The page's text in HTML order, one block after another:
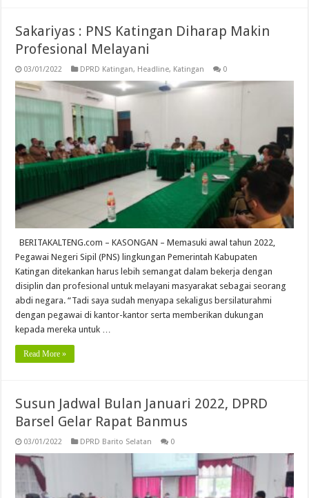
Sakariyas : PNS Katingan Diharap Makin
Profesional Melayani
03/01/2022 DPRD Katingan, Headline, Katingan 0
BERITAKALTENG.com – KASONGAN – Memasuki awal tahun 2022,
Pegawai Negeri Sipil (PNS) lingkungan Pemerintah Kabupaten
Katingan ditekankan harus lebih semangat dalam bekerja dengan
disiplin dan profesional untuk melayani masyarakat sebagai seorang
abdi negara. “Tadi saya sudah menyapa sekaligus bersilaturahmi
dengan pegawai di kantor-kantor serta memberikan dukungan
kepada mereka untuk …
Read More »
Susun Jadwal Bulan Januari 2022, DPRD
Barsel Gelar Rapat Banmus
03/01/2022 DPRD Barito Selatan 0